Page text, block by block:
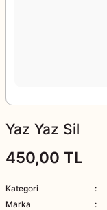
Yaz Yaz Sil
450,00 TL
Kategori
Marka